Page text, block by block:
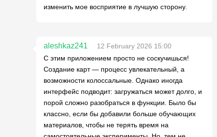
изменить мое восприятие в лучшую сторону.
aleshkaz241
12 February 2026 15:00
С этим приложением просто не соскучишься!
Создание карт — процесс увлекательный, а
возможности колоссальные. Однако иногда
интерфейс подводит: загружаться может долго, и
порой сложно разобраться в функции. Было бы
классно, если бы добавили больше обучающих
материалов, чтобы не терять время на